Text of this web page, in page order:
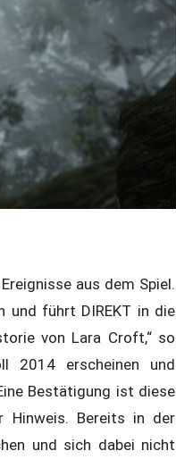
aus dem Spiel.
und führt DIREKT in die
von Lara Croft,“ so
2014 erscheinen und
Bestätigung ist diese
Hinweis. Bereits in der
und sich dabei nicht